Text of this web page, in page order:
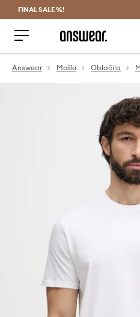
FINAL SALE %!
Answear Moški Oblačila